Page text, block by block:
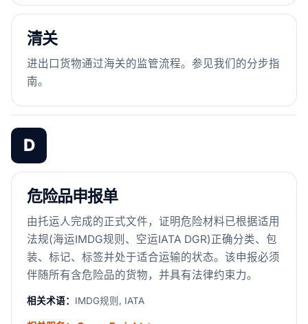
清关
进出口货物通过海关的监管流程。参见我们的分步指
南。
D
危险品申报单
由托运人完成的正式文件，证明危险材料已根据适用
法规(海运IMDG规则、空运IATA DGR)正确分类、包
装、标记、标签并处于适合运输的状态。该申报必须
伴随所有含危险品的货物，并具有法律约束力。
相关术语： IMDG规则, IATA